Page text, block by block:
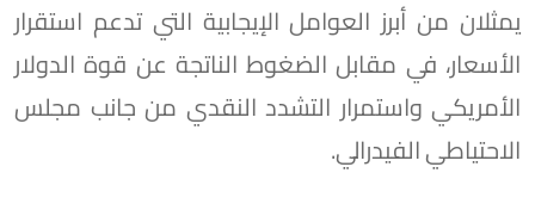
يمثلان من أبرز العوامل الإيجابية التي تدعم استقرار
الأسعار، في مقابل الضغوط الناتجة عن قوة الدولار
الأمريكي واستمرار التشدد النقدي من جانب مجلس
الاحتياطي الفيدرالي.